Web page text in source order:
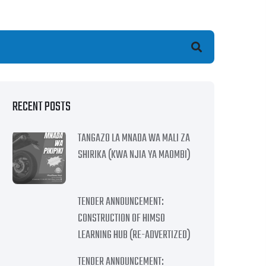
RECENT POSTS
TANGAZO LA MNADA WA MALI ZA
SHIRIKA (KWA NJIA YA MAOMBI)
TENDER ANNOUNCEMENT:
CONSTRUCTION OF HIMSO
LEARNING HUB (RE-ADVERTIZED)
TENDER ANNOUNCEMENT: